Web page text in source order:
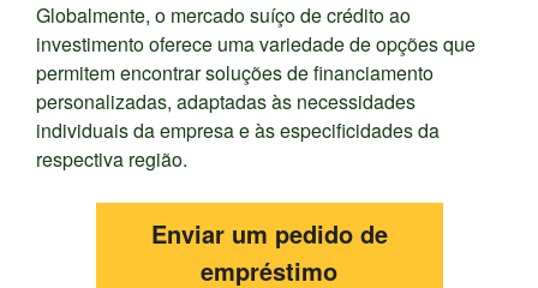
Globalmente, o mercado suíço de crédito ao
investimento oferece uma variedade de opções que
permitem encontrar soluções de financiamento
personalizadas, adaptadas às necessidades
individuais da empresa e às especificidades da
respectiva região.
Enviar um pedido de
empréstimo